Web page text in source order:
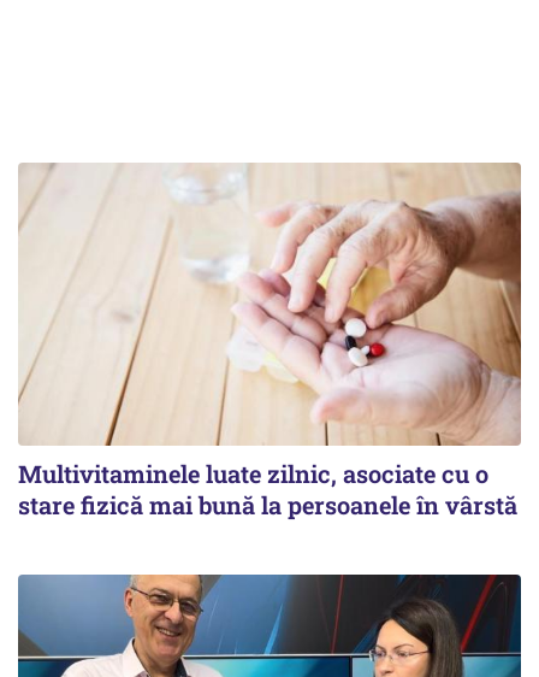
Multivitaminele luate zilnic, asociate cu o
stare fizică mai bună la persoanele în vârstă